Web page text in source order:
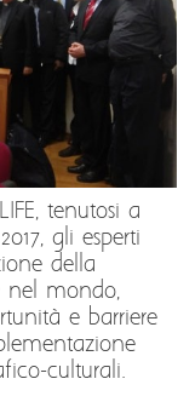
tenutosi a
gli esperti
della
nel mondo,
e barriere
culturali.